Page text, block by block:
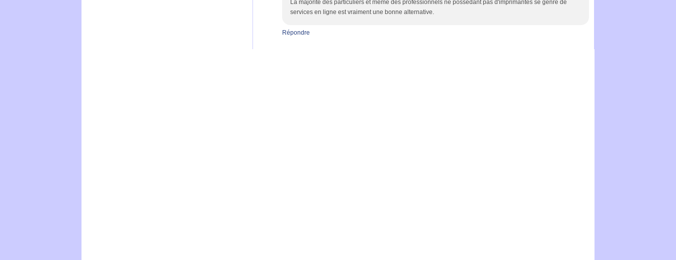
La majorité des particuliers et même des professionnels ne possédant pas d'imprimantes se genre de
services en ligne est vraiment une bonne alternative.
Répondre